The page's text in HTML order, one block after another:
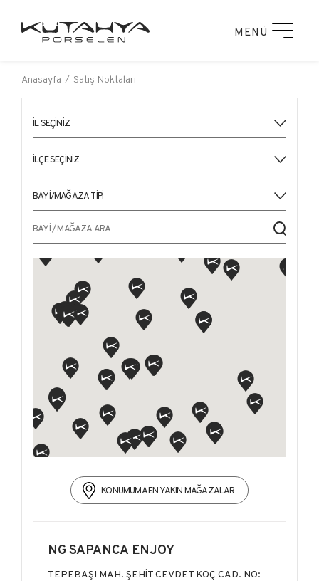
MENÜ
Anasayfa Satış Noktaları
KONUMUMA EN YAKIN MAĞAZALAR
NG SAPANCA ENJOY
TEPEBAŞI MAH. ŞEHİT CEVDET KOÇ CAD. NO: